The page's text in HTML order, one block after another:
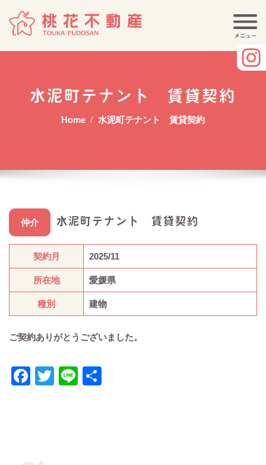
水泥町テナント 賃貸契約
Home 水泥町テナント 賃貸契約
水泥町テナント 賃貸契約
契約月 2025/11
所在地 愛媛県
種別 建物
仲介
ご契約ありがとうございました。
Facebook
Twitter
Line